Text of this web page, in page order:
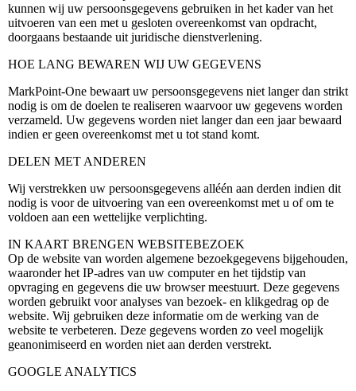
kunnen wij uw persoonsgegevens gebruiken in het kader van het
uitvoeren van een met u gesloten overeenkomst van opdracht,
doorgaans bestaande uit juridische dienstverlening.
HOE LANG BEWAREN WIJ UW GEGEVENS
MarkPoint-One bewaart uw persoonsgegevens niet langer dan strikt
nodig is om de doelen te realiseren waarvoor uw gegevens worden
verzameld. Uw gegevens worden niet langer dan een jaar bewaard
indien er geen overeenkomst met u tot stand komt.
DELEN MET ANDEREN
Wij verstrekken uw persoonsgegevens alléén aan derden indien dit
nodig is voor de uitvoering van een overeenkomst met u of om te
voldoen aan een wettelijke verplichting.
IN KAART BRENGEN WEBSITEBEZOEK
Op de website van worden algemene bezoekgegevens bijgehouden,
waaronder het IP-adres van uw computer en het tijdstip van
opvraging en gegevens die uw browser meestuurt. Deze gegevens
worden gebruikt voor analyses van bezoek- en klikgedrag op de
website. Wij gebruiken deze informatie om de werking van de
website te verbeteren. Deze gegevens worden zo veel mogelijk
geanonimiseerd en worden niet aan derden verstrekt.
GOOGLE ANALYTICS